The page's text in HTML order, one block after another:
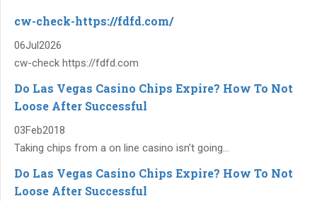
cw-check-https://fdfd.com/
06Jul2026
cw-check https://fdfd.com
Do Las Vegas Casino Chips Expire? How To Not
Loose After Successful
03Feb2018
Taking chips from a on line casino isn’t going...
Do Las Vegas Casino Chips Expire? How To Not
Loose After Successful